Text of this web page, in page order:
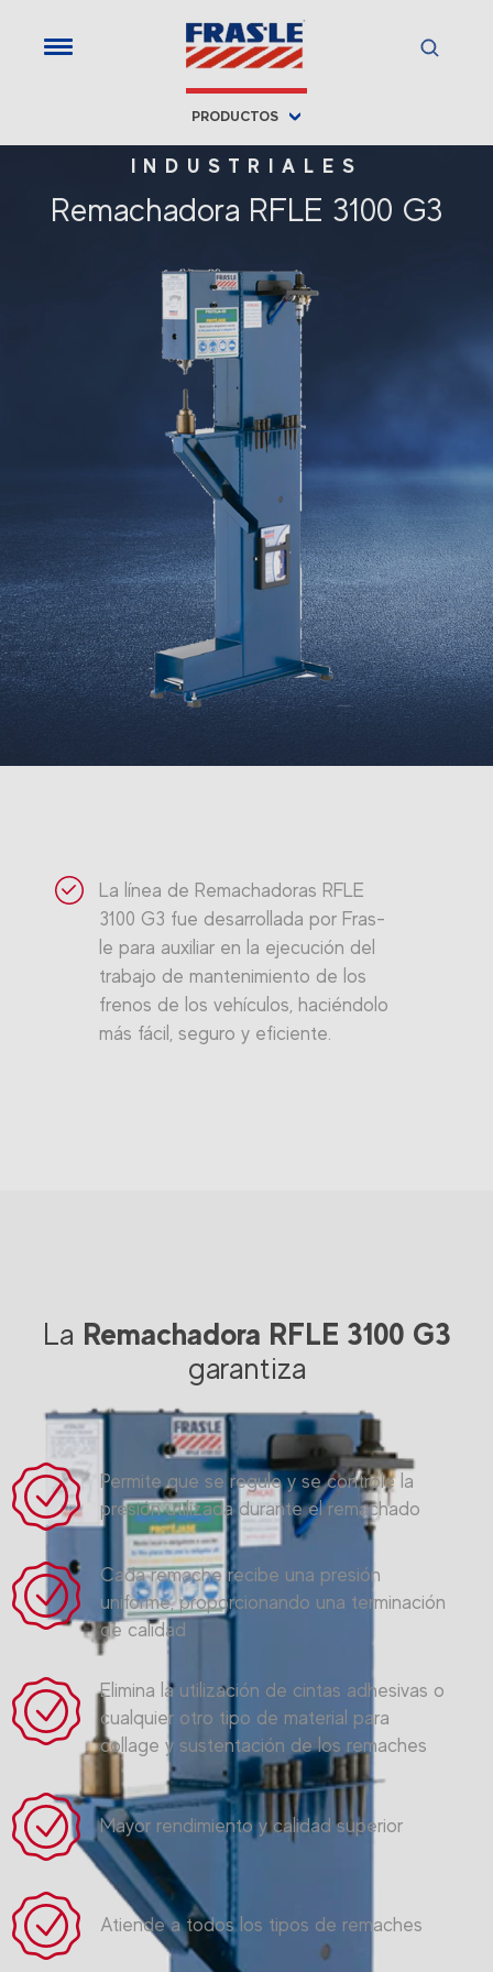
PRODUCTOS
INDUSTRIALES
Remachadora RFLE 3100 G3
La línea de Remachadoras RFLE
3100 G3 fue desarrollada por Fras-
le para auxiliar en la ejecución del
trabajo de mantenimiento de los
frenos de los vehículos, haciéndolo
más fácil, seguro y eficiente.
La Remachadora RFLE 3100 G3
garantiza
Permite que se regule y se controle la
presión utilizada durante el remachado
Cada remache recibe una presión
uniforme, proporcionando una terminación
de calidad
Elimina la utilización de cintas adhesivas o
cualquier otro tipo de material para
collage y sustentación de los remaches
Mayor rendimiento y calidad superior
Atiende a todos los tipos de remaches